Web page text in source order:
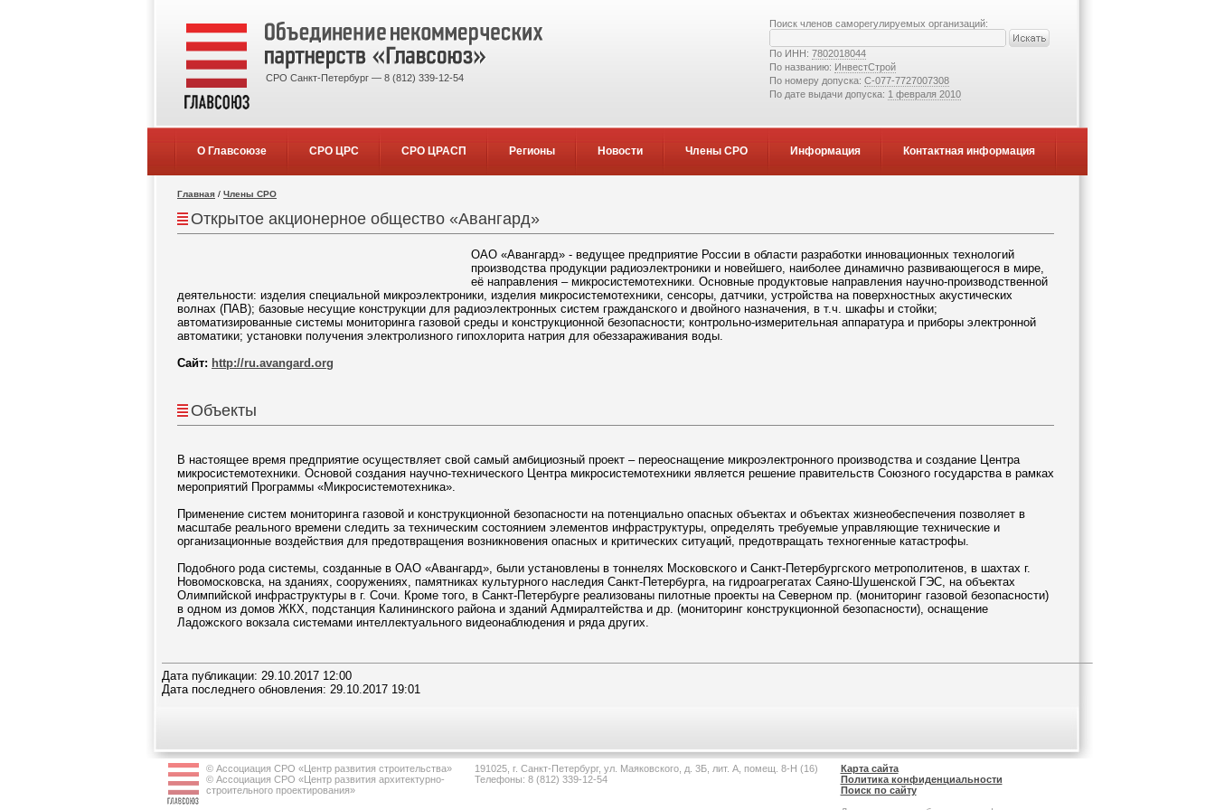
СРО Санкт-Петербург — 8 (812) 339-12-54
Поиск членов саморегулируемых организаций:
По ИНН: 7802018044
По названию: ИнвестСтрой
По номеру допуска: С-077-7727007308
По дате выдачи допуска: 1 февраля 2010
О Главсоюзе СРО ЦРС СРО ЦРАСП Регионы Новости Члены СРО Информация Контактная информация
Главная / Члены СРО
Открытое акционерное общество «Авангард»
ОАО «Авангард» - ведущее предприятие России в области разработки инновационных технологий
производства продукции радиоэлектроники и новейшего, наиболее динамично развивающегося в мире,
её направления – микросистемотехники. Основные продуктовые направления научно-производственной
деятельности: изделия специальной микроэлектроники, изделия микросистемотехники, сенсоры, датчики, устройства на поверхностных акустических
волнах (ПАВ); базовые несущие конструкции для радиоэлектронных систем гражданского и двойного назначения, в т.ч. шкафы и стойки;
автоматизированные системы мониторинга газовой среды и конструкционной безопасности; контрольно-измерительная аппаратура и приборы электронной
автоматики; установки получения электролизного гипохлорита натрия для обеззараживания воды.
Сайт: http://ru.avangard.org
Объекты
В настоящее время предприятие осуществляет свой самый амбициозный проект – переоснащение микроэлектронного производства и создание Центра
микросистемотехники. Основой создания научно-технического Центра микросистемотехники является решение правительств Союзного государства в рамках
мероприятий Программы «Микросистемотехника».
Применение систем мониторинга газовой и конструкционной безопасности на потенциально опасных объектах и объектах жизнеобеспечения позволяет в
масштабе реального времени следить за техническим состоянием элементов инфраструктуры, определять требуемые управляющие технические и
организационные воздействия для предотвращения возникновения опасных и критических ситуаций, предотвращать техногенные катастрофы.
Подобного рода системы, созданные в ОАО «Авангард», были установлены в тоннелях Московского и Санкт-Петербургского метрополитенов, в шахтах г.
Новомосковска, на зданиях, сооружениях, памятниках культурного наследия Санкт-Петербурга, на гидроагрегатах Саяно-Шушенской ГЭС, на объектах
Олимпийской инфраструктуры в г. Сочи. Кроме того, в Санкт-Петербурге реализованы пилотные проекты на Северном пр. (мониторинг газовой безопасности)
в одном из домов ЖКХ, подстанция Калининского района и зданий Адмиралтейства и др. (мониторинг конструкционной безопасности), оснащение
Ладожского вокзала системами интеллектуального видеонаблюдения и ряда других.
Дата публикации: 29.10.2017 12:00
Дата последнего обновления: 29.10.2017 19:01
© Ассоциация СРО «Центр развития строительства»
© Ассоциация СРО «Центр развития архитектурно-
строительного проектирования»
191025, г. Санкт-Петербург, ул. Маяковского, д. 3Б, лит. А, помещ. 8-Н (16)
Телефоны: 8 (812) 339-12-54
Карта сайта
Политика конфиденциальности
Поиск по сайту